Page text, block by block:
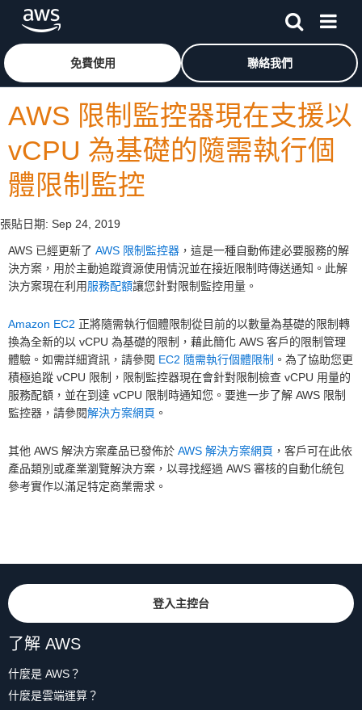
跳至主要內容按一下這裡可返回 Amazon Web Services 首頁
免費使用 聯絡我們
AWS 限制監控器現在支援以
vCPU 為基礎的隨需執行個
體限制監控
張貼日期: Sep 24, 2019
AWS 已經更新了 AWS 限制監控器 ，這是一種自動佈建必要服務的解
決方案，用於主動追蹤資源使用情況並在接近限制時傳送通知。此解
決方案現在利用服務配額讓您針對限制監控用量。
Amazon EC2 正將隨需執行個體限制從目前的以數量為基礎的限制轉
換為全新的以 vCPU 為基礎的限制，藉此簡化 AWS 客戶的限制管理
體驗。如需詳細資訊，請參閱 EC2 隨需執行個體限制 。為了協助您更
積極追蹤 vCPU 限制，限制監控器現在會針對限制檢查 vCPU 用量的
服務配額，並在到達 vCPU 限制時通知您。要進一步了解 AWS 限制
監控器，請參閱解決方案網頁 。
其他 AWS 解決方案產品已發佈於 AWS 解決方案網頁 ，客戶可在此依
產品類別或產業瀏覽解決方案，以尋找經過 AWS 審核的自動化統包
參考實作以滿足特定商業需求。
登入主控台
了解 AWS
什麼是 AWS？
什麼是雲端運算？